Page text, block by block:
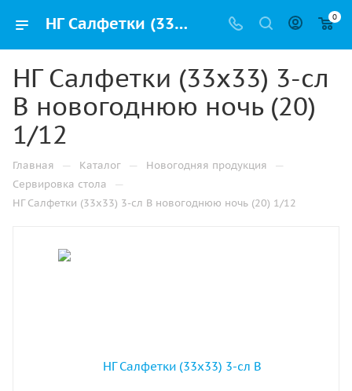
НГ Салфетки (33х33) 3-сл В новогоднюю ночь (20) 1/12 купить оптом и в розницу в Казани с доставкой недорого 0
НГ Салфетки (33х33) 3-сл
В новогоднюю ночь (20)
1/12
Главная — Каталог — Новогодняя продукция —
Сервировка стола —
НГ Салфетки (33х33) 3-сл В новогоднюю ночь (20) 1/12